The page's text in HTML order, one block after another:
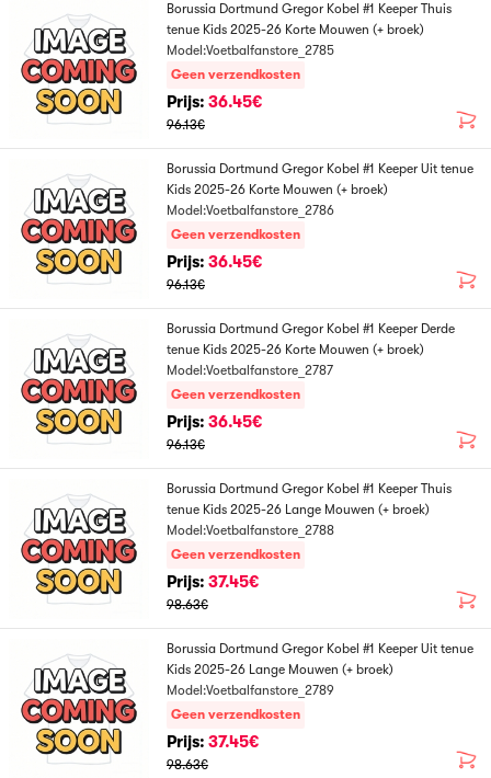
Borussia Dortmund Gregor Kobel #1 Keeper Thuis
tenue Kids 2025-26 Korte Mouwen (+ broek)
Model:Voetbalfanstore_2785
Geen verzendkosten
Prijs: 36.45€
96.13€
Borussia Dortmund Gregor Kobel #1 Keeper Uit tenue
Kids 2025-26 Korte Mouwen (+ broek)
Model:Voetbalfanstore_2786
Geen verzendkosten
Prijs: 36.45€
96.13€
Borussia Dortmund Gregor Kobel #1 Keeper Derde
tenue Kids 2025-26 Korte Mouwen (+ broek)
Model:Voetbalfanstore_2787
Geen verzendkosten
Prijs: 36.45€
96.13€
Borussia Dortmund Gregor Kobel #1 Keeper Thuis
tenue Kids 2025-26 Lange Mouwen (+ broek)
Model:Voetbalfanstore_2788
Geen verzendkosten
Prijs: 37.45€
98.63€
Borussia Dortmund Gregor Kobel #1 Keeper Uit tenue
Kids 2025-26 Lange Mouwen (+ broek)
Model:Voetbalfanstore_2789
Geen verzendkosten
Prijs: 37.45€
98.63€